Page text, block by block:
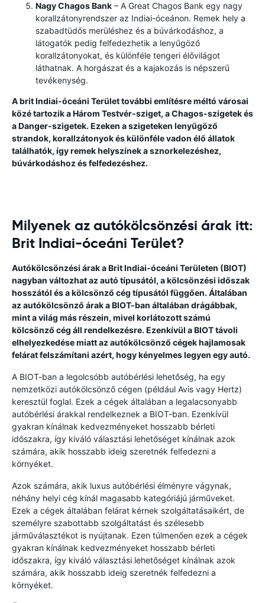
Nagy Chagos Bank – A Great Chagos Bank egy nagy
korallzátonyrendszer az Indiai-óceánon. Remek hely a
szabadtüdős merüléshez és a búvárkodáshoz, a
látogatók pedig felfedezhetik a lenyűgöző
korallzátonyokat, és különféle tengeri élővilágot
láthatnak. A horgászat és a kajakozás is népszerű
tevékenység.
A brit Indiai-óceáni Terület további említésre méltó városai
közé tartozik a Három Testvér-sziget, a Chagos-szigetek és
a Danger-szigetek. Ezeken a szigeteken lenyűgöző
strandok, korallzátonyok és különféle vadon élő állatok
találhatók, így remek helyszínek a sznorkelezéshez,
búvárkodáshoz és felfedezéshez.
Milyenek az autókölcsönzési árak itt:
Brit Indiai-óceáni Terület?
Autókölcsönzési árak a Brit Indiai-óceáni Területen (BIOT)
nagyban változhat az autó típusától, a kölcsönzési időszak
hosszától és a kölcsönző cég típusától függően. Általában
az autókölcsönző árak a BIOT-ban általában drágábbak,
mint a világ más részein, mivel korlátozott számú
kölcsönző cég áll rendelkezésre. Ezenkívül a BIOT távoli
elhelyezkedése miatt az autókölcsönző cégek hajlamosak
felárat felszámítani azért, hogy kényelmes legyen egy autó.
A BIOT-ban a legolcsóbb autóbérlési lehetőség, ha egy
nemzetközi autókölcsönző cégen (például Avis vagy Hertz)
keresztül foglal. Ezek a cégek általában a legalacsonyabb
autóbérlési árakkal rendelkeznek a BIOT-ban. Ezenkívül
gyakran kínálnak kedvezményeket hosszabb bérleti
időszakra, így kiváló választási lehetőséget kínálnak azok
számára, akik hosszabb ideig szeretnék felfedezni a
környéket.
Azok számára, akik luxus autóbérlési élményre vágynak,
néhány helyi cég kínál magasabb kategóriájú járműveket.
Ezek a cégek általában felárat kérnek szolgáltatásaikért, de
személyre szabottabb szolgáltatást és szélesebb
járműválasztékot is nyújtanak. Ezen túlmenően ezek a cégek
gyakran kínálnak kedvezményeket hosszabb bérleti
időszakra, így kiváló választási lehetőséget kínálnak azok
számára, akik hosszabb ideig szeretnék felfedezni a
környéket.